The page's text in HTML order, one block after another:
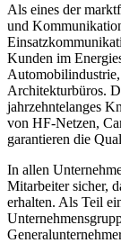
Als eines der
und
Kunden im
Architekturbüros.
jahrzehntelanges
von HF-Netzen,
garantieren die
In allen
Mitarbeiter sicher,
erhalten. Als Teil